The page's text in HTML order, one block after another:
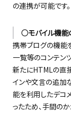
の連携が可能です。
○モバイル機能
携帯ブログの機能
一覧等のコンテン
新たにHTMLの直
インや文言の追加
能を利用したデコ
ったため、手間の